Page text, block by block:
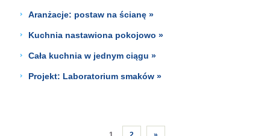
Aranżacje: postaw na ścianę »
Kuchnia nastawiona pokojowo »
Cała kuchnia w jednym ciągu »
Projekt: Laboratorium smaków »